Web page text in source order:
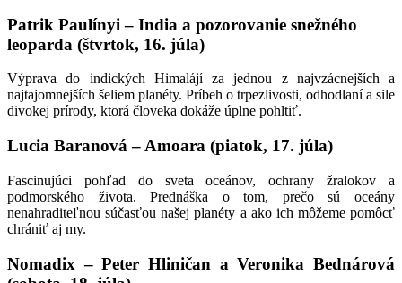
Patrik Paulínyi – India a pozorovanie snežného
leoparda (štvrtok, 16. júla)
Výprava do indických Himalájí za jednou z najvzácnejších a
najtajomnejších šeliem planéty. Príbeh o trpezlivosti, odhodlaní a sile
divokej prírody, ktorá človeka dokáže úplne pohltiť.
Lucia Baranová – Amoara (piatok, 17. júla)
Fascinujúci pohľad do sveta oceánov, ochrany žralokov a
podmorského života. Prednáška o tom, prečo sú oceány
nenahraditeľnou súčasťou našej planéty a ako ich môžeme pomôcť
chrániť aj my.
Nomadix – Peter Hliničan a Veronika Bednárová